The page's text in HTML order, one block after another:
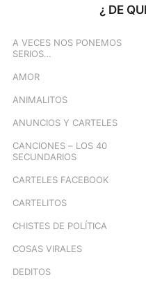
¿ DE
A VECES NOS PONEMOS
SERIOS…
AMOR
ANIMALITOS
ANUNCIOS Y CARTELES
CANCIONES – LOS 40
SECUNDARIOS
CARTELES FACEBOOK
CARTELITOS
CHISTES DE POLÍTICA
COSAS VIRALES
DEDITOS